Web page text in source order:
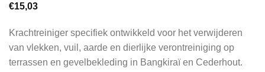
€15,03
Krachtreiniger specifiek ontwikkeld voor het verwijderen
van vlekken, vuil, aarde en dierlijke verontreiniging op
terrassen en gevelbekleding in Bangkiraï en Cederhout.